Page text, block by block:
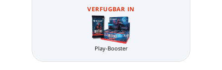
VERFUGBAR IN
Play-Booster